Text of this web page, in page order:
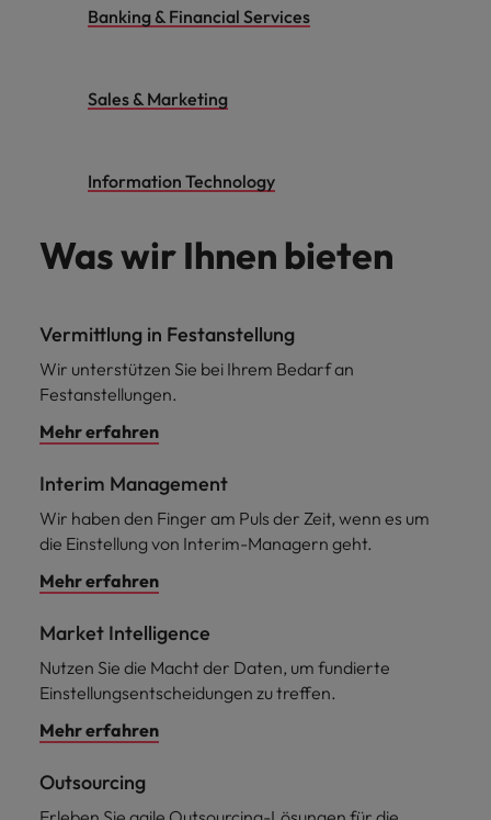
Banking & Financial Services
Sales & Marketing
Information Technology
Was wir Ihnen bieten
Vermittlung in Festanstellung
Wir unterstützen Sie bei Ihrem Bedarf an
Festanstellungen.
Mehr erfahren
Interim Management
Wir haben den Finger am Puls der Zeit, wenn es um
die Einstellung von Interim-Managern geht.
Mehr erfahren
Market Intelligence
Nutzen Sie die Macht der Daten, um fundierte
Einstellungsentscheidungen zu treffen.
Mehr erfahren
Outsourcing